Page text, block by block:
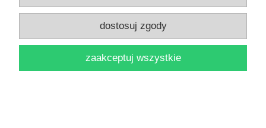
Praga : Złote miasto w sercu Europy / Hans-Horst
16,90 zł
dostosuj zgody
zaakceptuj wszystkie